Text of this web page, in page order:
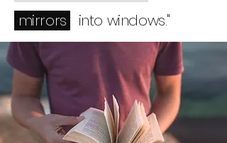
mirrors
into windows."